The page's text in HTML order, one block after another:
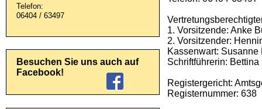
1. Vorsitzende: Anke
2. Vorsitzender:
Kassenwart: Susanne
Schriftführerin: Bettina
Registergericht:
Registernummer: 638
Telefon:
06404 / 63497
Besuchen Sie uns auch auf
Facebook!